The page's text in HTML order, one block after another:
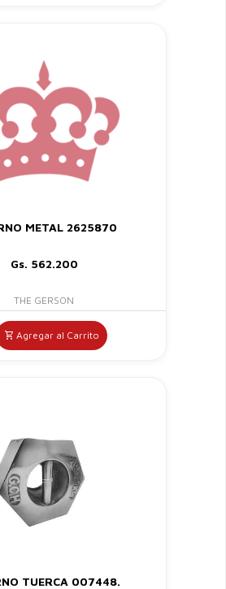
METAL 2625870
Gs. 562.200
THE GERSON
Agregar al Carrito
TUERCA 007448.